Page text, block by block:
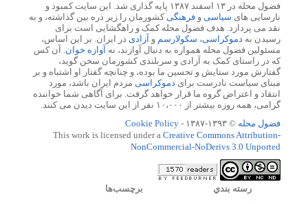
فضول محله در ۱۳ اسفند ۱۳۸۷ پایه گذاری شد. این سایت کمبود و
نارسایی های سیاسی و فرهنگیکشورمان را زیر ذره بین گذاشته، و به
نقد می پردازد. هدف فضول محله کمک و راهگشایی است برای
رسیدن به دموکراسی، سکولارسم و آزادی در ایران. بر این اساس،
مسئولین فضول محله همواره به دنبال آوازند، نه آوازه خوان. آن کس
که در راستای کمک به آزادی و سربلندی کشورمان سخن گوید،
گفتارش مورد ستایش و تحسین ما بوده، و چنانچه گفتار او اشتباه و بر
مبنای سیاست نادرست برای دموکراسی مردم ایران باشد، مورد
انتقاد و اعتراض گروه ما قرار خواهد گرفت. برای آگاهی شما خواننده
گرامی، همه روزه بیشتر از ۱۰،۰۰۰ نفر از این سایت دیدن می کنند.
فضول محله © ۱۳۹۳-۱۳۸۷ -
Cookie Policy
This work is licensed under a Creative Commons Attribution-
NonCommercial-NoDerivs 3.0 Unported
رسته بندي برچسب‌ها